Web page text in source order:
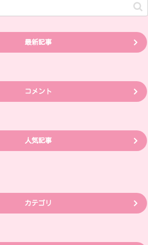
最新記事
コメント
人気記事
カテゴリ